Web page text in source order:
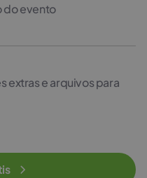
do evento
extras e arquivos para